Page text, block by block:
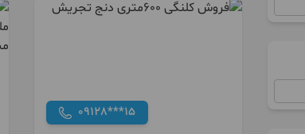
09128***15